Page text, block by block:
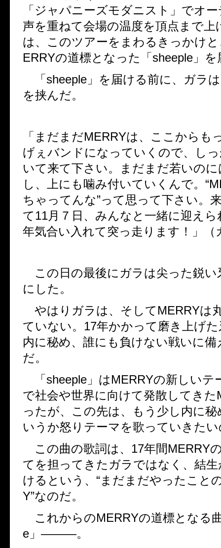
「ジャパニーズモダニスト」でオ
声を重ねて会場の温度を頂点まで上
は、このツアーをまわるきっかけ
ERRYの道標となった「 sheeple 」
「 sheeple 」を届ける前に、ガラ
を挟んだ。
「まだまだMERRYは、ここからも
げぇバンドになっていくので、し
いて来て下さい。まだまだ若いの
し、上にも噛み付いていくんで。“
ちゃってんな”って思って下さい。
て11月７日、みんなと一緒に迎え
年気合い入れて突っ走ります！」（
この日の最後にガラは尖った鋭い
にした。
やはりガラは、そして MERRYは
ていない。 17年かかって磨き上げ
内に秘め、誰にも負けない戦いに
だ。
「 sheeple 」はMERRYの新しいテ
で社会や世界に向けて発散してきた
ったが、この先は、もう少し内に
いうか怒りテーマを歌っていきた
この曲の歌詞は、 17年間MERRY
てを担ってきたガラではなく、結
けるという、“まだまだやったこと
Y”なのだ。
これからのMERRYの道標となる
e 」―――。